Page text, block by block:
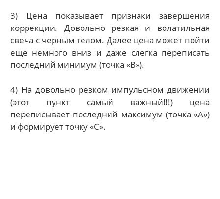
3) Цена показывает признаки завершения
коррекции. Довольно резкая и волатильная
свеча с черным телом. Далее цена может пойти
еще немного вниз и даже слегка переписать
последний минимум (точка «В»).
4) На довольно резком импульсном движении
(этот пункт самый важный!!!) цена
переписывает последний максимум (точка «А»)
и формирует точку «С».